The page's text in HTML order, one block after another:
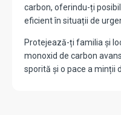
carbon, oferindu-ți
eficient în situații de
Protejează-ți familia și
monoxid de carbon
sporită și o pace a minții